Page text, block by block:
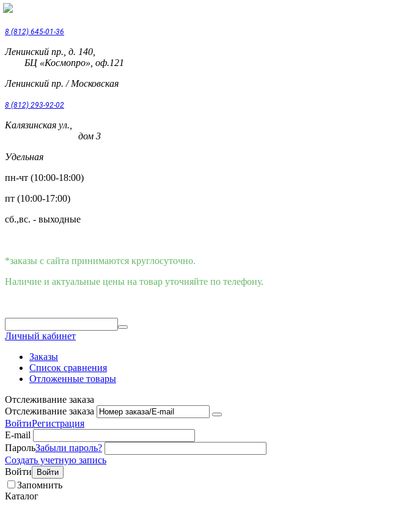
8 (812) 645-01-36
Ленинский пр., д. 140,
БЦ «Космопро», оф.121
Ленинский пр. / Московская
8 (812) 293-92-02
Калязинская ул.,
дом 3
Удельная
пн-чт (10:00-18:00)
пт (10:00-17:00)
сб.,вс. - выходные
*заказы с сайта принимаются круглосуточно.
Наличие и актуальные цены на товар уточняйте по телефону.
Личный кабинет
Заказы
Список сравнения
Отложенные товары
Отслеживание заказа
Отслеживание заказа
ВойтиРегистрация
E-mail
ПарольЗабыли пароль?
Создать учетную запись
Войти
Войти
Запомнить
Каталог